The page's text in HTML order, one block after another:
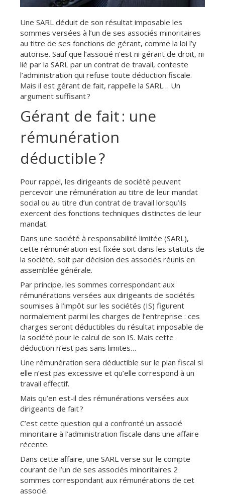
Une SARL déduit de son résultat imposable les
sommes versées à l’un de ses associés minoritaires
au titre de ses fonctions de gérant, comme la loi l’y
autorise. Sauf que l’associé n’est ni gérant de droit, ni
lié par la SARL par un contrat de travail, conteste
l’administration qui refuse toute déduction fiscale.
Mais il est gérant de fait, rappelle la SARL… Un
argument suffisant ?
Gérant de fait : une
rémunération
déductible ?
Pour rappel, les dirigeants de société peuvent
percevoir une rémunération au titre de leur mandat
social ou au titre d’un contrat de travail lorsqu’ils
exercent des fonctions techniques distinctes de leur
mandat.
Dans une société à responsabilité limitée (SARL),
cette rémunération est fixée soit dans les statuts de
la société, soit par décision des associés réunis en
assemblée générale.
Par principe, les sommes correspondant aux
rémunérations versées aux dirigeants de sociétés
soumises à l’impôt sur les sociétés (IS) figurent
normalement parmi les charges de l’entreprise : ces
charges seront déductibles du résultat imposable de
la société pour le calcul de son IS. Mais cette
déduction n’est pas sans limites…
Une rémunération sera déductible sur le plan fiscal si
elle n’est pas excessive et qu’elle correspond à un
travail effectif.
Mais qu’en est-il des rémunérations versées aux
dirigeants de fait ?
C’est cette question qui a confronté un associé
minoritaire à l’administration fiscale dans une affaire
récente.
Dans cette affaire, une SARL verse sur le compte
courant de l’un de ses associés minoritaires 2
sommes correspondant aux rémunérations de cet
associé.